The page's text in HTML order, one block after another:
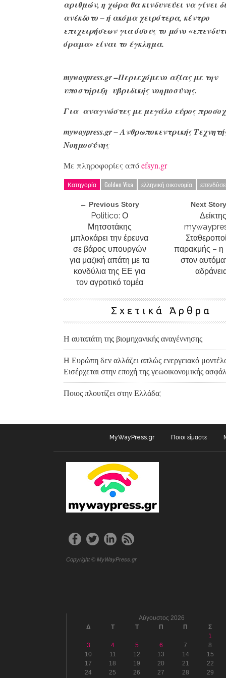
αριθμών, η χώρα θα κινδυνεύει να γίνει
ανέκδοτο – ή ακόμα χειρότερα, κέντρο
επιχειρήσεων για όσους το μόνο
όραμα» είναι το έγκλημα.
mywaypress.gr –Περιεχόμενο αξίας με την
υποστήριξη υβριδικής νοημοσύνης.
Για αναγνώστες με μεγάλο εύρος
mywaypress.gr – Ανθρωποκεντρικής
Νοημοσύνης
Με πληροφορίες απόefsyn.gr
Κατηγορία Golden Visa ελληνική οικονοµία
← Previous Story
Politico: Ο
Μητσοτάκης
μπλοκάρει την έρευνα
σε βάρος υπουργών
για μαζική απάτη με τα
κονδύλια της ΕΕ για
τον αγροτικό τομέα
Next
παρακμής – η
στον
Σχετικά Άρθρα
Η αυταπάτη της βιομηχανικής αναγέννησης
Η Ευρώπη δεν αλλάζει απλώς ενεργειακό
Εισέρχεται στην εποχή της γεωοικονομικής
Ποιος πλουτίζει στην Ελλάδα;
MyWayPress.gr Ποιοι είμαστε
Copyright © MyWayPress.gr
Αύγουστος 2026
Δ
Τ Τ Π Π
Σ
1
3
4 5 6 7
8
10
11 12 13 14
15
17
18 19 20 21
22
24
25 26 27 28
29